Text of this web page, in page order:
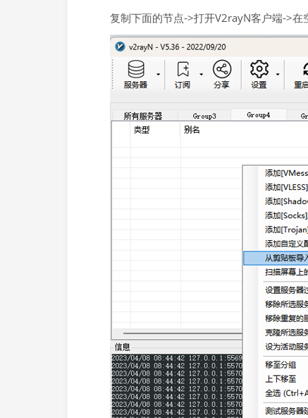
复制下面的节点->打开V2rayN客户端->